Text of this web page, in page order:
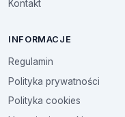
Kontakt
INFORMACJE
Regulamin
Polityka prywatności
Polityka cookies